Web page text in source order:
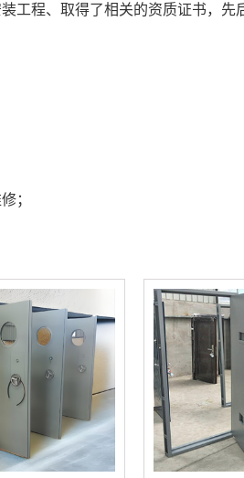
工程、取得了相关的资质证书，先
；